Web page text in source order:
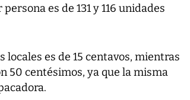
es de 131 y 116 unidades
es de 15 centavos, mientras
50 centésimos, ya que la misma